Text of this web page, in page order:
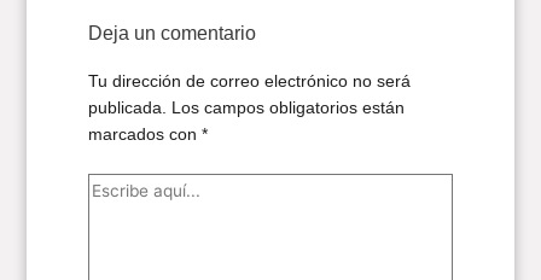
Deja un comentario
Tu dirección de correo electrónico no será
publicada. Los campos obligatorios están
marcados con *
Escribe